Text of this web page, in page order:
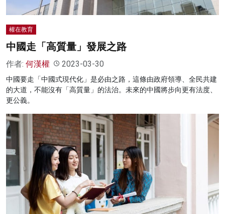
權在教育
中國走「高質量」發展之路
作者: 何漢權 2023-03-30
中國要走「中國式現代化」是必由之路，這條由政府領導、全民共建
的大道，不能沒有「高質量」的法治。未來的中國將步向更有法度、
更公義。